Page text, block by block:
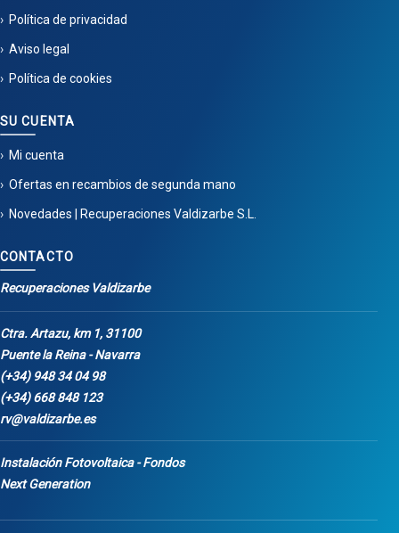
Política de privacidad
Aviso legal
Política de cookies
SU CUENTA
Mi cuenta
Ofertas en recambios de segunda mano
Novedades | Recuperaciones Valdizarbe S.L.
CONTACTO
Recuperaciones Valdizarbe
Ctra. Artazu, km 1, 31100
Puente la Reina - Navarra
(+34) 948 34 04 98
(+34) 668 848 123
rv@valdizarbe.es
Instalación Fotovoltaica - Fondos
Next Generation